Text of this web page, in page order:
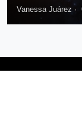
Vanessa Juárez ·